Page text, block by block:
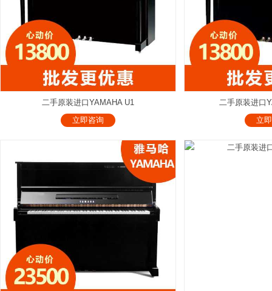
二手原装进口YAMAHA U1
立即咨询
二手原装进口
立